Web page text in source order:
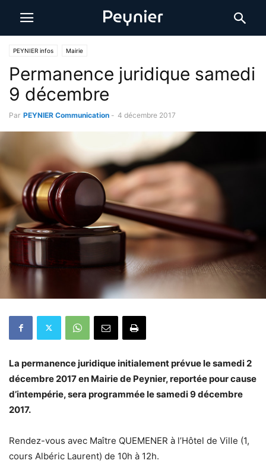
PEYNIER infos Mairie
Permanence juridique samedi
9 décembre
Par PEYNIER Communication - 4 décembre 2017
La permanence juridique initialement prévue le samedi 2
décembre 2017 en Mairie de Peynier, reportée pour cause
d’intempérie, sera programmée le samedi 9 décembre
2017.
Rendez-vous avec Maître QUEMENER à l’Hôtel de Ville (1,
cours Albéric Laurent) de 10h à 12h.